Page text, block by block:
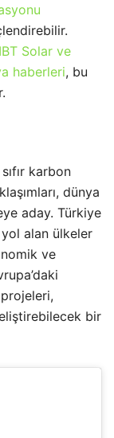
IBT Solar ve
haberleri, bu
karbon
dünya
aday. Türkiye
alan ülkeler
ve
bir